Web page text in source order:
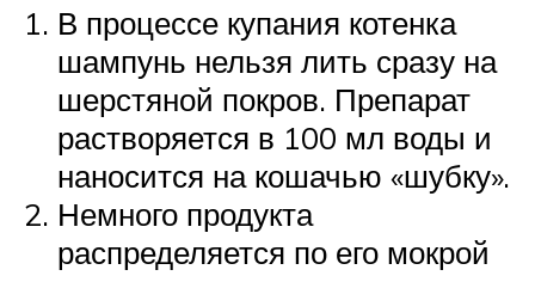
В процессе купания котенка
шампунь нельзя лить сразу на
шерстяной покров. Препарат
растворяется в 100 мл воды и
наносится на кошачью «шубку».
Немного продукта
распределяется по его мокрой